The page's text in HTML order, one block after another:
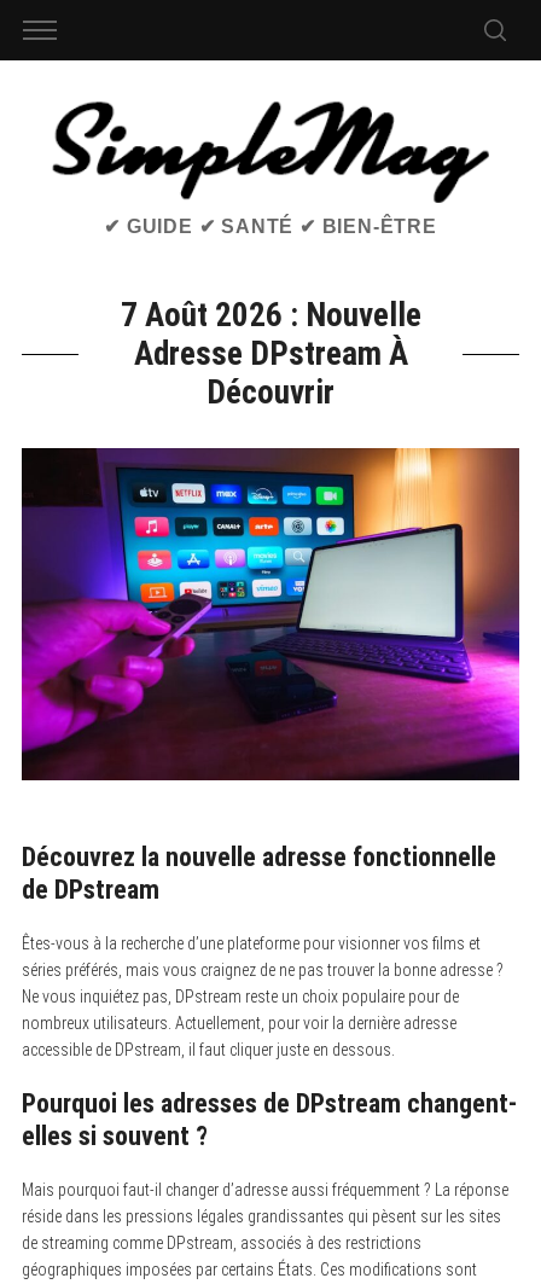
✔ GUIDE ✔ SANTÉ ✔ BIEN-ÊTRE
7 Août 2026 : Nouvelle
Adresse DPstream À
Découvrir
Découvrez la nouvelle adresse fonctionnelle
de DPstream
Êtes-vous à la recherche d’une plateforme pour visionner vos films et
séries préférés, mais vous craignez de ne pas trouver la bonne adresse ?
Ne vous inquiétez pas, DPstream reste un choix populaire pour de
nombreux utilisateurs. Actuellement, pour voir la dernière adresse
accessible de DPstream, il faut cliquer juste en dessous.
Pourquoi les adresses de DPstream changent-
elles si souvent ?
Mais pourquoi faut-il changer d’adresse aussi fréquemment ? La réponse
réside dans les pressions légales grandissantes qui pèsent sur les sites
de streaming comme DPstream, associés à des restrictions
géographiques imposées par certains États. Ces modifications sont